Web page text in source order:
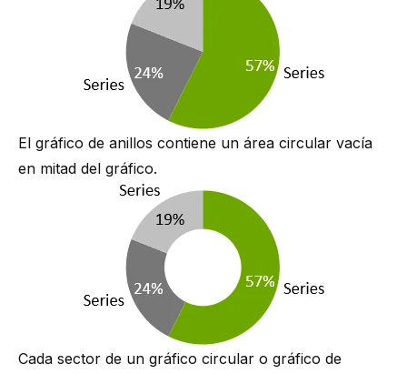
El gráfico de anillos contiene un área circular vacía
en mitad del gráfico.
Cada sector de un gráfico circular o gráfico de